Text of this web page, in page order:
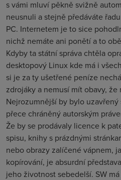
s vámi mluví pěkně svižně
neusnuli a stejně předáváte
PC. Internetem je to sice
nichž nemáte ani ponětí a to
Kdyby ta státní správa chtěla
desktopový Linux kde má i
si je za ty ušetřené peníze
zdrojáky a nemusí mít obavy, že
Nejrozumnější by bylo
přece chráněný autorským
Že by se prodávaly licence k
spisu, knihy s prázdnými
nebo obrazy zalíčené vápnem,
kopírování, je absurdní
jeho životnost sebedelší. SW